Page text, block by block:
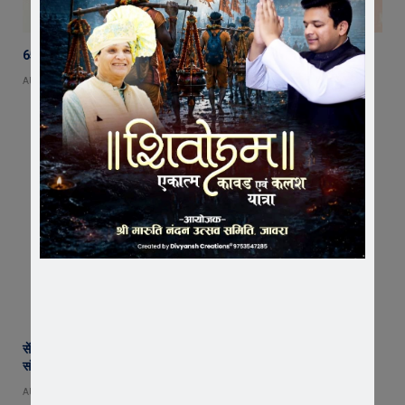
65 हजार रुपए भाड़ा न देने का आरोप, ट्रक चालक ने एसडीएम को सौंपा ज्ञापन
AUGUST 5, 2026
सेंट पॉल्स कॉन्वेंट स्कूल में छात्र परिषद का शपथ ग्रहण समारोह गरिमामय माहौल में
संपन्न
AUGUST 5, 2026